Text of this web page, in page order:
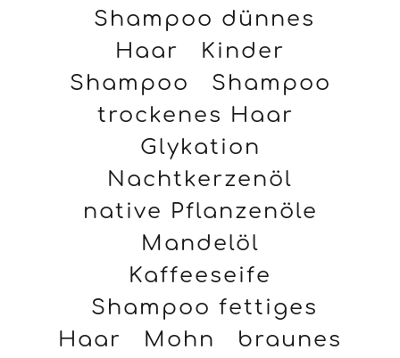
Shampoo dünnes
Haar
Kinder
Shampoo
Shampoo
trockenes Haar
Glykation
Nachtkerzenöl
native Pflanzenöle
Mandelöl
Kaffeeseife
Shampoo fettiges
Haar
Mohn
braunes